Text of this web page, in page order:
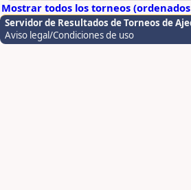
Mostrar todos los torneos
Servidor de Resultados de Torneos de
Aviso legal/Condiciones de uso